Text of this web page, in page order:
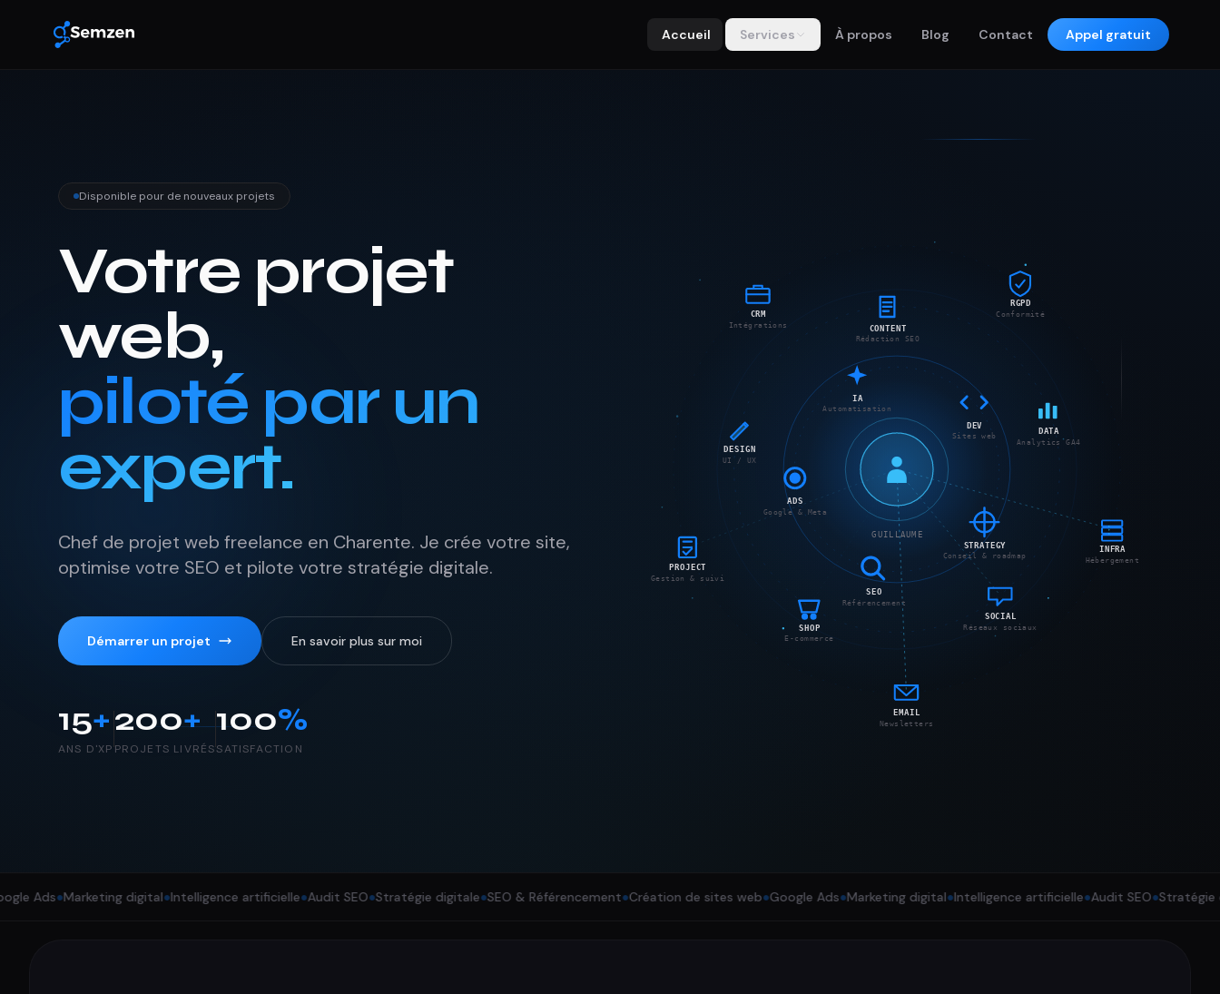
Accueil Services À propos Blog Contact Appel gratuit
Disponible pour de nouveaux projets
Votre projet
web,
piloté par un
expert.
Chef de projet web freelance en Charente. Je crée votre site,
optimise votre SEO et pilote votre stratégie digitale.
Démarrer un projet En savoir plus sur moi
15+
ANS D'XP
200+
PROJETS LIVRÉS
100%
SATISFACTION
GUILLAUME
STRATEGY
Conseil & roadmap
Référencement
ADS
Google & Meta
Automatisation
DEV
DATA
CONTENT
Rédaction SEO
UI / UX
SHOP
Réseaux sociaux
Newsletters
PROJECT
Gestion & suivi
●Marketing digital●Intelligence artificielle●Audit SEO●Stratégie digitale●SEO & Référencement●Création de sites web●Google Ads●Marketing digital●Intelligence artificielle●Audit SEO●Stratégie digitale●